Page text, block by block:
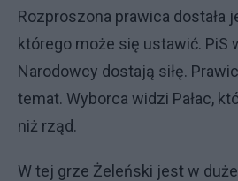
Rozproszona prawica dostała
którego może się ustawić. PiS
Narodowcy dostają siłę.
temat. Wyborca widzi Pałac,
niż rząd.
W tej grze Żeleński jest w